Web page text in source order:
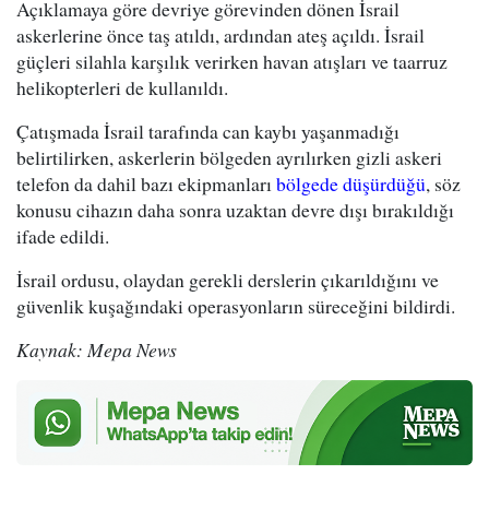
Açıklamaya göre devriye görevinden dönen İsrail
askerlerine önce taş atıldı, ardından ateş açıldı. İsrail
güçleri silahla karşılık verirken havan atışları ve taarruz
helikopterleri de kullanıldı.
Çatışmada İsrail tarafında can kaybı yaşanmadığı
belirtilirken, askerlerin bölgeden ayrılırken gizli askeri
telefon da dahil bazı ekipmanlarıbölgede düşürdüğü, söz
konusu cihazın daha sonra uzaktan devre dışı bırakıldığı
ifade edildi.
İsrail ordusu, olaydan gerekli derslerin çıkarıldığını ve
güvenlik kuşağındaki operasyonların süreceğini bildirdi.
Kaynak: Mepa News